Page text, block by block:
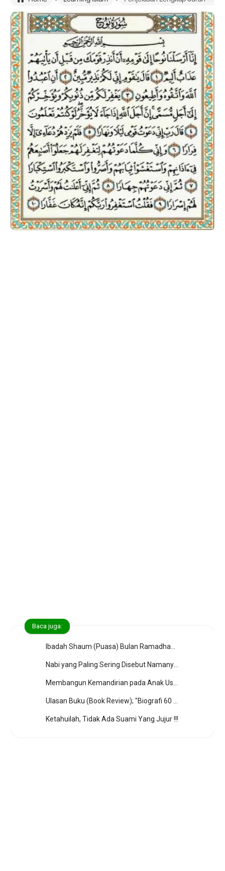
Baca juga:
Ibadah Shaum (Puasa) Bulan Ramadhan; Syarat, Rukun, Perkara-perkara, Makruh, Wajib Qadha' Shaum, Fidyah dan Kifarat
Nabi yang Paling Sering Disebut Namanya dalam Al-Qur’an
Membangun Kemandirian pada Anak Usia Dini dengan Cara yang Menyenangkan
Ulasan Buku (Book Review); "Biografi 60 Sahabat Rasulullah" by Khalid Muhammad Khalid
Ketahuilah, Tidak Ada Suami Yang Jujur !!!